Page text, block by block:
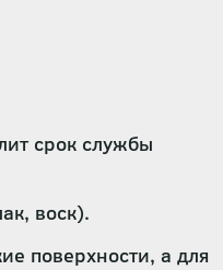
срок службы
воск).
поверхности, а для